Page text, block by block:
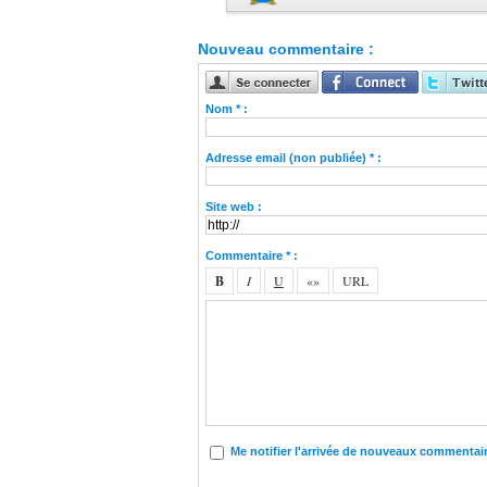
Nouveau commentaire :
Nom * :
Adresse email (non publiée) * :
Site web :
Commentaire * :
Me notifier l'arrivée de nouveaux